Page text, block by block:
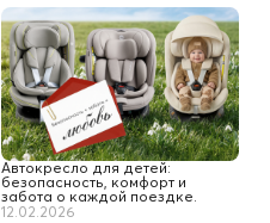
Автокресло для детей:
безопасность, комфорт и
забота о каждой поездке.
12.02.2026